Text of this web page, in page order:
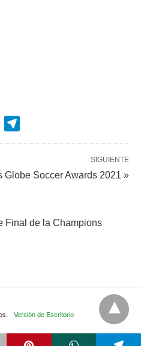
SIGUIENTE
Globe Soccer Awards 2021 »
Final de la Champions
Versión de Escritorio